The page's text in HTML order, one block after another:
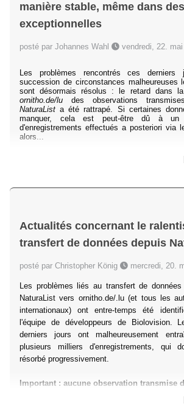
manière stable, même dans
exceptionnelles
posté par Johannes Wahl vendredi, 22.
Les problèmes rencontrés ces
succession de circonstances malheureuses
sont désormais résolus : le retard dans
ornitho.de/lu des observations
NaturaLista été rattrapé. Si certaines
manquer, cela est peut-être dû à un
d'enregistrements effectués a posteriori via
alors...
Actualités concernant le
transfert de données depuis
posté par Christopher König mercredi, 20.
Les problèmes liés au transfert de données
NaturaList vers ornitho.de/.lu (et tous les
internationaux) ont entre-temps été
l'équipe de développeurs de Biolovision.
derniers jours ont malheureusement
plusieurs milliers d'enregistrements, qui
résorbé progressivement.
Important : aucune observation transmise